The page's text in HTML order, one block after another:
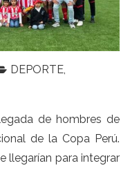
DEPORTE
de hombres de
de la Copa Perú.
llegarían para integrar